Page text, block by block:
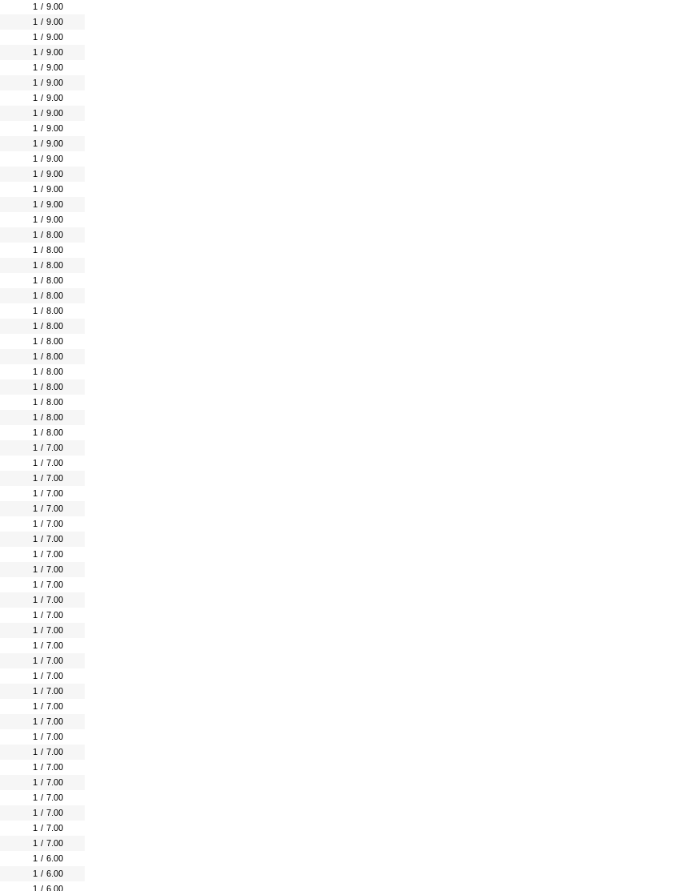
1 / 9.00
1 / 9.00
1 / 9.00
1 / 9.00
1 / 9.00
1 / 9.00
1 / 9.00
1 / 9.00
1 / 9.00
1 / 9.00
1 / 9.00
1 / 9.00
1 / 9.00
1 / 9.00
1 / 9.00
1 / 8.00
1 / 8.00
1 / 8.00
1 / 8.00
1 / 8.00
1 / 8.00
1 / 8.00
1 / 8.00
1 / 8.00
1 / 8.00
1 / 8.00
1 / 8.00
1 / 8.00
1 / 8.00
1 / 7.00
1 / 7.00
1 / 7.00
1 / 7.00
1 / 7.00
1 / 7.00
1 / 7.00
1 / 7.00
1 / 7.00
1 / 7.00
1 / 7.00
1 / 7.00
1 / 7.00
1 / 7.00
1 / 7.00
1 / 7.00
1 / 7.00
1 / 7.00
1 / 7.00
1 / 7.00
1 / 7.00
1 / 7.00
1 / 7.00
1 / 7.00
1 / 7.00
1 / 7.00
1 / 7.00
1 / 6.00
1 / 6.00
1 / 6.00